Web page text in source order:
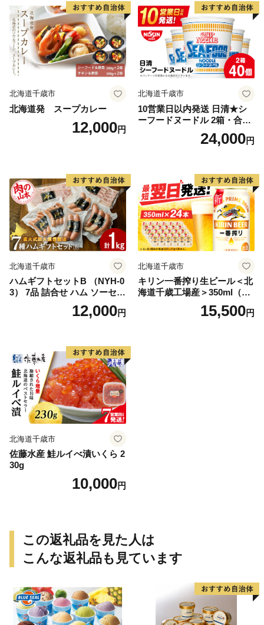
北海道千歳市
北海道発 スープカレー
12,000円
北海道千歳市
10営業日以内発送 日清★シ
ーフードヌードル 2箱・合計
24,000円
北海道千歳市
ハムギフトセットB （NYH-0
3） 7品 詰合せ ハム ソーセー
12,000円
北海道千歳市
キリン一番搾り生ビール＜北
海道千歳工場産＞350ml（24
15,500円
北海道千歳市
佐藤水産 鮭ルイべ漬いくら 2
30g
10,000円
この返礼品を見た人は
こんな返礼品も見ています